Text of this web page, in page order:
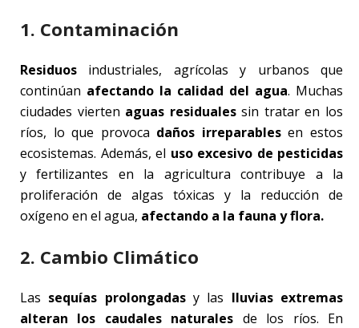
1. Contaminación
Residuos industriales, agrícolas y urbanos que
continúan afectando la calidad del agua. Muchas
ciudades vierten aguas residualessin tratar en los
ríos, lo que provoca daños irreparablesen estos
ecosistemas. Además, el uso excesivo de pesticidas
y fertilizantes en la agricultura contribuye a la
proliferación de algas tóxicas y la reducción de
oxígeno en el agua, afectando a la fauna y flora.
2. Cambio Climático
Las sequías prolongadasy las lluvias extremas
alteran los caudales naturales de los ríos. En